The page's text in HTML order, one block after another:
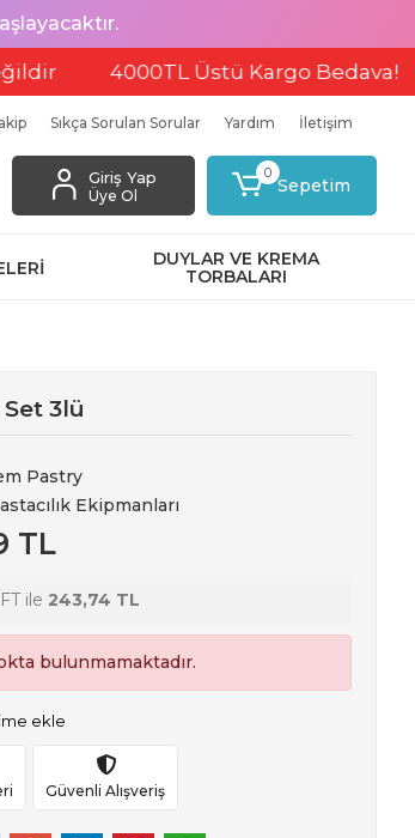
4000TL Üstü Kargo Bedava!
Sıkça Sorulan Sorular Yardım İletişim
Giriş Yap
Üye Ol
0
Sepetim
DUYLAR VE KREMA
TORBALARI
3lü
Pastry
Ekipmanları
TL
ile 243,74 TL
bulunmamaktadır.
ekle
Güvenli Alışveriş